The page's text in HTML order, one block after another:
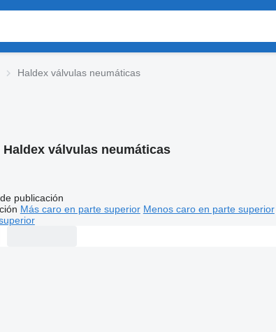
Haldex válvulas neumáticas
Haldex válvulas neumáticas
publicación
Más caro en parte superior Menos caro en parte superior